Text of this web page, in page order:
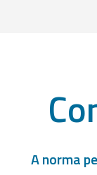
A norma